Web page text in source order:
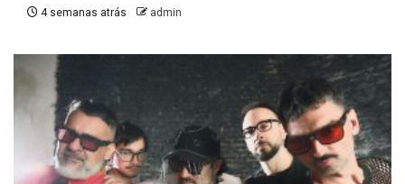
4 semanas atrás admin